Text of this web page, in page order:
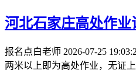
河北石家庄高处作
报名点白老师 2026-07-25
两米以上即为高处作业，无证